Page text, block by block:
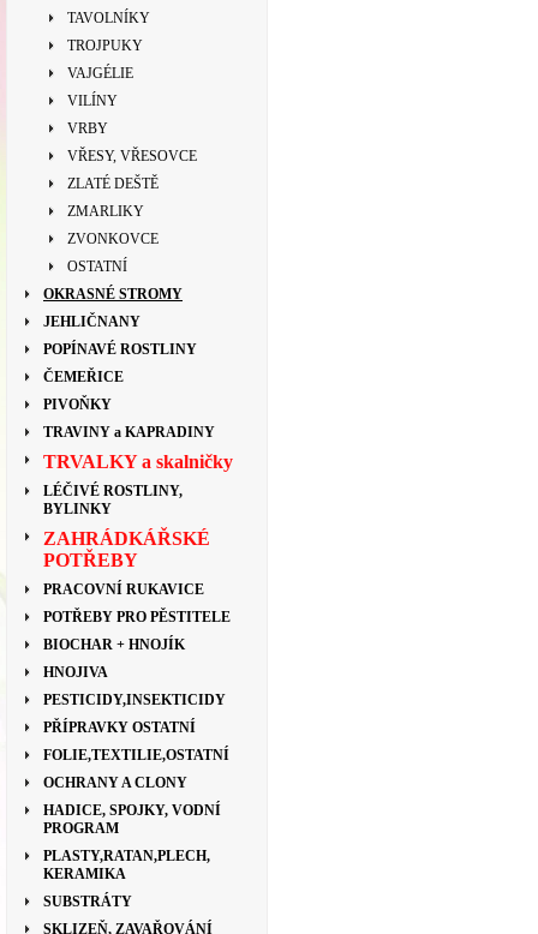
TAVOLNÍKY
TROJPUKY
VAJGÉLIE
VILÍNY
VRBY
VŘESY, VŘESOVCE
ZLATÉ DEŠTĚ
ZMARLIKY
ZVONKOVCE
OSTATNÍ
OKRASNÉ STROMY
JEHLIČNANY
POPÍNAVÉ ROSTLINY
ČEMEŘICE
PIVOŇKY
TRAVINY a KAPRADINY
TRVALKY a skalničky
LÉČIVÉ ROSTLINY,
BYLINKY
ZAHRÁDKÁŘSKÉ
POTŘEBY
PRACOVNÍ RUKAVICE
POTŘEBY PRO PĚSTITELE
BIOCHAR + HNOJÍK
HNOJIVA
PESTICIDY,INSEKTICIDY
PŘÍPRAVKY OSTATNÍ
FOLIE,TEXTILIE,OSTATNÍ
OCHRANY A CLONY
HADICE, SPOJKY, VODNÍ
PROGRAM
PLASTY,RATAN,PLECH,
KERAMIKA
SUBSTRÁTY
SKLIZEŇ, ZAVAŘOVÁNÍ